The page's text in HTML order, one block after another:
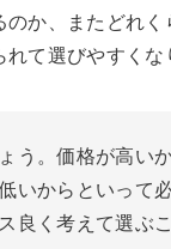
か、またどれ
て選びやすくな
う。価格が高い
いからといって
良く考えて選ぶ